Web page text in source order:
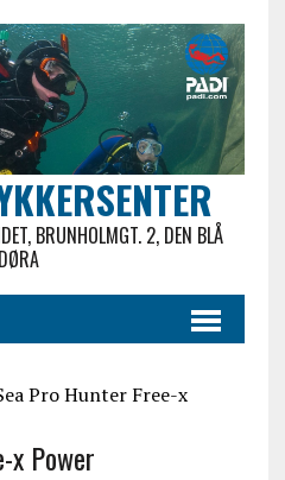
BRUNHOLMGT. 2, DEN BLÅ
DØRA
Pro Hunter Free-x
x Power